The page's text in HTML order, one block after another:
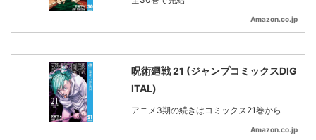
Amazon.co.jp
呪術廻戦 21 (ジャンプコミックスDIG
ITAL)
アニメ3期の続きはコミックス21巻から
Amazon.co.jp